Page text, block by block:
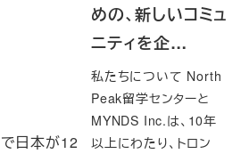
で日本が12
めの、新しいコミュ
ニティを企…
私たちについて North
Peak留学センターと
MYNDS Inc.は、10年
以上にわたり、トロン